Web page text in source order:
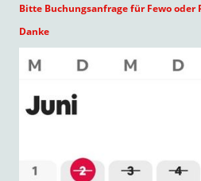
Bitte Buchungsanfrage für Fewo
Danke